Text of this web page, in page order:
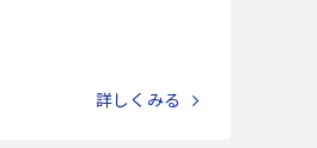
詳しくみる